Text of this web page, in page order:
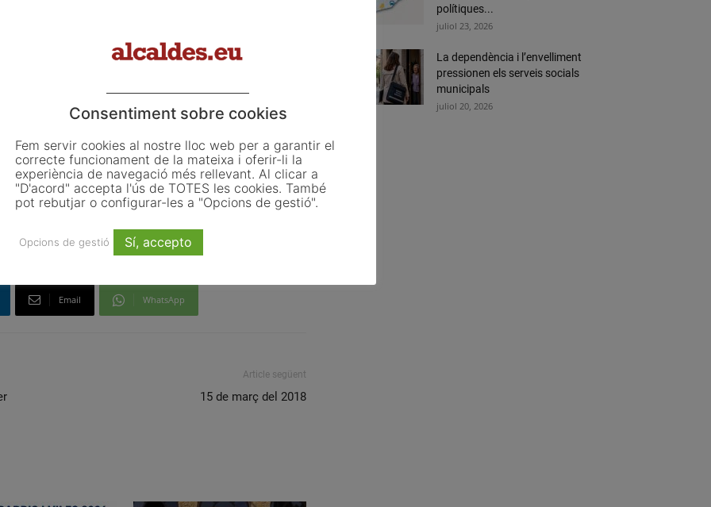
el Consell Comarcal també compartirà a través dels
informatives amb l’objectiu d’incrementar la
A més, des de l’OCIC s’ha elaborat un document
i usuàries puguin conèixer tots aquells aspectes
i l’exercici del dret de desistiment.
amb les visites de comercials a domicili, les
revisions de gas o el dret de desistiment respecte
Per conèixer totes les propostes que s’ofereixen,
Gent gran píndoles informatives tallers
Email WhatsApp
Article següent
15 de març del 2018
polítiques...
juliol 23, 2026
La dependència i l’envelliment
pressionen els serveis socials
municipals
juliol 20, 2026
Consentiment sobre cookies
Fem servir cookies al nostre lloc web per a garantir el
correcte funcionament de la mateixa i oferir-li la
experiència de navegació més rellevant. Al clicar a
"D'acord" accepta l'ús de TOTES les cookies. També
pot rebutjar o configurar-les a "Opcions de gestió".
Opcions de gestió Sí, accepto